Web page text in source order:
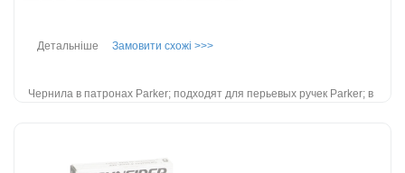
Замовити схожі >>>
Детальніше
Чернила в патронах Parker; подходят для перьевых ручек Parker; в